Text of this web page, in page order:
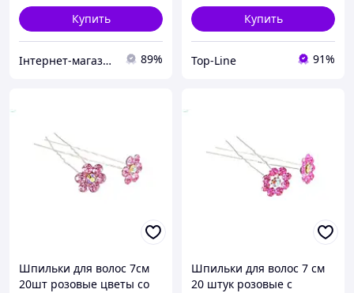
Купить
Інтернет-магазин OK Shop 89%
Купить
Top-Line 91%
Шпильки для волос 7см
20шт розовые цветы со
Шпильки для волос 7 см
20 штук розовые с